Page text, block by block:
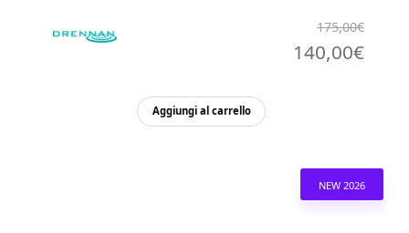
175,00€
175,00€.
140,00€Il
Aggiungi al carrello
NEW 2026